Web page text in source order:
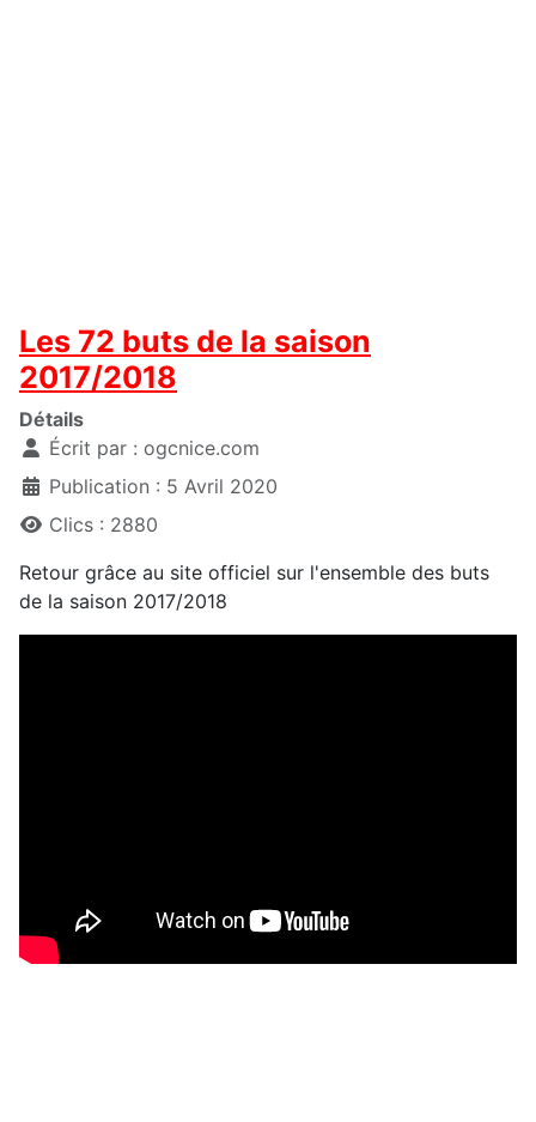
Les 72 buts de la saison
2017/2018
Détails
Écrit par : ogcnice.com
Publication : 5 Avril 2020
Clics : 2880
Retour grâce au site officiel sur l'ensemble des buts
de la saison 2017/2018